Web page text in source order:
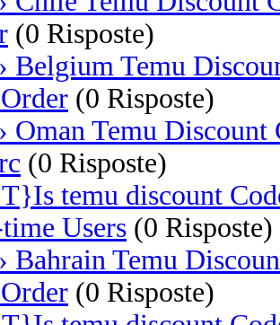
(0 Risposte)
Belgium Temu
(0 Risposte)
Oman Temu
(0 Risposte)
temu discount
Users (0 Risposte)
Bahrain Temu
(0 Risposte)